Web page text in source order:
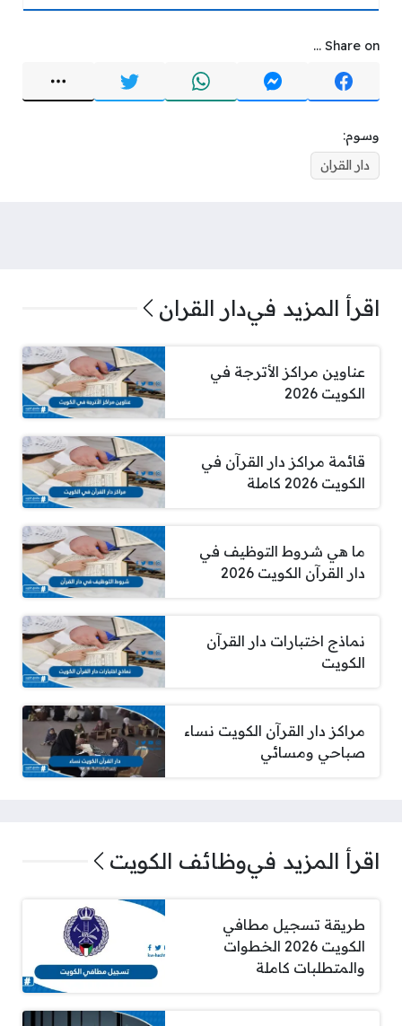
Share on ...
وسوم:
دار القران
اقرأ المزيد فيدار القران
عناوين مراكز الأترجة في
الكويت 2026
قائمة مراكز دار القرآن في
الكويت 2026 كاملة
ما هي شروط التوظيف في
دار القرآن الكويت 2026
نماذج اختبارات دار القرآن
الكويت
مراكز دار القرآن الكويت نساء
صباحي ومسائي
اقرأ المزيد فيوظائف الكويت
طريقة تسجيل مطافي
الكويت 2026 الخطوات
والمتطلبات كاملة